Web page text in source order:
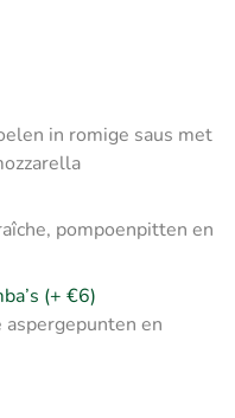
in romige saus met
pompoenpitten en
(+ €6)
en